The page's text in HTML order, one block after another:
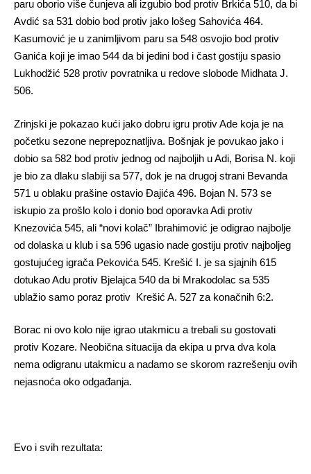
paru oborio više čunjeva ali izgubio bod protiv Brkića 510, da bi
Avdić sa 531 dobio bod protiv jako lošeg Sahovića 464.
Kasumović je u zanimljivom paru sa 548 osvojio bod protiv
Ganića koji je imao 544 da bi jedini bod i čast gostiju spasio
Lukhodžić 528 protiv povratnika u redove slobode Midhata J.
506.
Zrinjski je pokazao kući jako dobru igru protiv Ade koja je na
početku sezone neprepoznatljiva. Bošnjak je povukao jako i
dobio sa 582 bod protiv jednog od najboljih u Adi, Borisa N. koji
je bio za dlaku slabiji sa 577, dok je na drugoj strani Bevanda
571 u oblaku prašine ostavio Đajića 496. Bojan N. 573 se
iskupio za prošlo kolo i donio bod oporavka Adi protiv
Knezovića 545, ali “novi kolač” Ibrahimović je odigrao najbolje
od dolaska u klub i sa 596 ugasio nade gostiju protiv najboljeg
gostujućeg igrača Pekovića 545. Krešić I. je sa sjajnih 615
dotukao Adu protiv Bjelajca 540 da bi Mrakodolac sa 535
ublažio samo poraz protiv Krešić A. 527 za konačnih 6:2.
Borac ni ovo kolo nije igrao utakmicu a trebali su gostovati
protiv Kozare. Neobična situacija da ekipa u prva dva kola
nema odigranu utakmicu a nadamo se skorom razrešenju ovih
nejasnoća oko odgađanja.
Evo i svih rezultata: